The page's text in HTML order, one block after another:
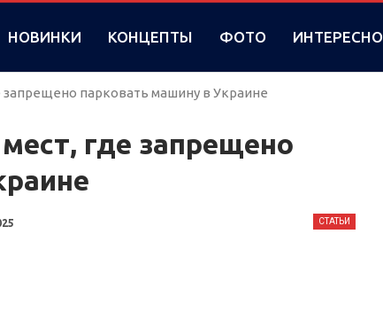
НОВИНКИ КОНЦЕПТЫ ФОТО ИНТЕРЕСНО
запрещено парковать машину в Украине
где запрещено
СТАТЬИ